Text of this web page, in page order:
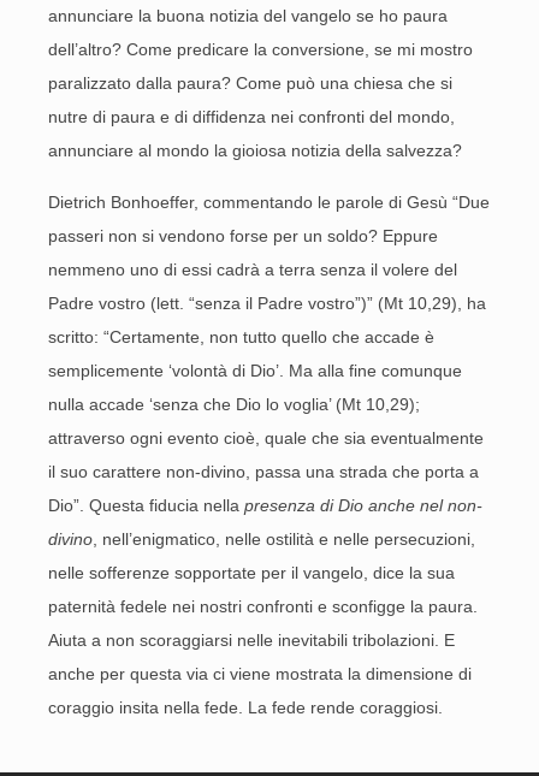
annunciare la buona notizia del vangelo se ho paura
dell’altro? Come predicare la conversione, se mi mostro
paralizzato dalla paura? Come può una chiesa che si
nutre di paura e di diffidenza nei confronti del mondo,
annunciare al mondo la gioiosa notizia della salvezza?
Dietrich Bonhoeffer, commentando le parole di Gesù “Due
passeri non si vendono forse per un soldo? Eppure
nemmeno uno di essi cadrà a terra senza il volere del
Padre vostro (lett. “senza il Padre vostro”)” (Mt 10,29), ha
scritto: “Certamente, non tutto quello che accade è
semplicemente ‘volontà di Dio’. Ma alla fine comunque
nulla accade ‘senza che Dio lo voglia’ (Mt 10,29);
attraverso ogni evento cioè, quale che sia eventualmente
il suo carattere non-divino, passa una strada che porta a
Dio”. Questa fiducia nella presenza di Dio anche nel non-
divino , nell’enigmatico, nelle ostilità e nelle persecuzioni,
nelle sofferenze sopportate per il vangelo, dice la sua
paternità fedele nei nostri confronti e sconfigge la paura.
Aiuta a non scoraggiarsi nelle inevitabili tribolazioni. E
anche per questa via ci viene mostrata la dimensione di
coraggio insita nella fede. La fede rende coraggiosi.